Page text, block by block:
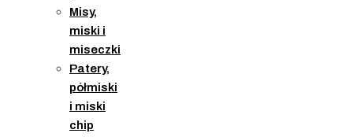
Misy,
miski i
miseczki
Patery,
półmiski
i miski
chip